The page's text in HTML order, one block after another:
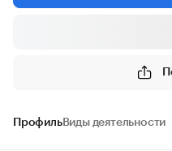
ПрофильВиды деятельности